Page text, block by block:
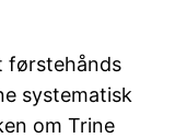
førstehånds
systematisk
om Trine